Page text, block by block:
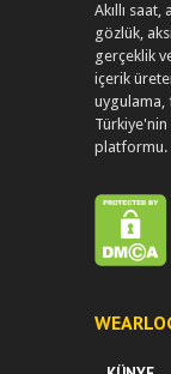
Akıllı saat,
gözlük,
gerçeklik
içerik
uygulama,
platformu.